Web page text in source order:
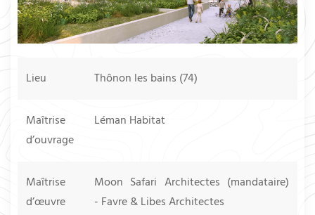
Lieu Thônon les bains (74)
Maîtrise
d’ouvrage
Léman Habitat
Maîtrise
d’œuvre
Moon Safari Architectes (mandataire)
- Favre & Libes Architectes